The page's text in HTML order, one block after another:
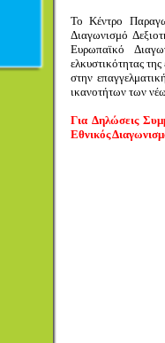
Το Κέντρο
Διαγωνισμό
Ευρωπαϊκό
ελκυστικότητας
στην
ικανοτήτων των
Για Δηλώσεις
Εθνικός